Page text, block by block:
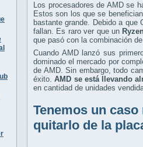
Los procesadores de AMD se
Estos son los que se
bastante grande. Debido a
fallan. Es raro ver que un
que pasó con la combinación
Cuando AMD lanzó sus
dominado el mercado por
de AMD. Sin embargo, todo
éxito.AMD se está llevando
en cantidad de unidades
Tenemos un
quitarlo de la